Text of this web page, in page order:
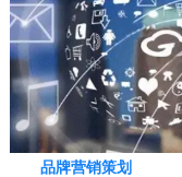
品牌营销策划